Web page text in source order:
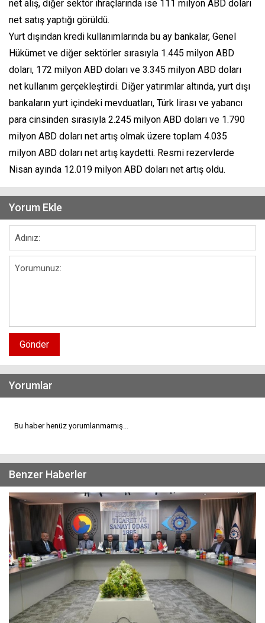
net alış, diğer sektör ihraçlarında ise 111 milyon ABD doları
net satış yaptığı görüldü.
Yurt dışından kredi kullanımlarında bu ay bankalar, Genel
Hükümet ve diğer sektörler sırasıyla 1.445 milyon ABD
doları, 172 milyon ABD doları ve 3.345 milyon ABD doları
net kullanım gerçekleştirdi. Diğer yatırımlar altında, yurt dışı
bankaların yurt içindeki mevduatları, Türk lirası ve yabancı
para cinsinden sırasıyla 2.245 milyon ABD doları ve 1.790
milyon ABD doları net artış olmak üzere toplam 4.035
milyon ABD doları net artış kaydetti. Resmi rezervlerde
Nisan ayında 12.019 milyon ABD doları net artış oldu.
Yorum Ekle
Gönder
Yorumlar
Bu haber henüz yorumlanmamış...
Benzer Haberler